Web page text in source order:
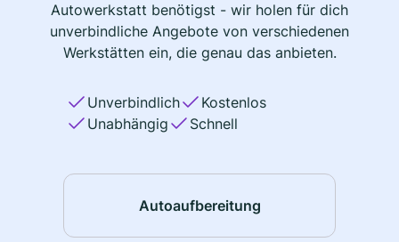
Autowerkstatt benötigst - wir holen für dich
unverbindliche Angebote von verschiedenen
Werkstätten ein, die genau das anbieten.
Unverbindlich
Kostenlos
Unabhängig
Schnell
Autoaufbereitung